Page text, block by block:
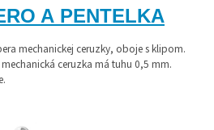
A PENTELKA
mechanickej ceruzky, oboje s klipom.
ceruzka má tuhu 0,5 mm.